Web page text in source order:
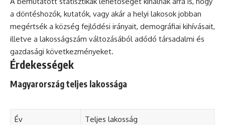
a döntéshozók, kutatók, vagy akár a helyi lakosok jobban
megértsék a község fejlődési irányait, demográfiai kihívásait,
illetve a lakosságszám változásából adódó társadalmi és
gazdasági következményeket.
Érdekességek
Magyarország teljes lakossága
Év Teljes lakosság